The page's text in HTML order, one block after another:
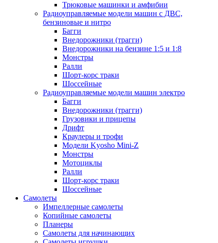
Трюковые машинки и амфибии
Радиоуправляемые модели машин с ДВС,
бензиновые и нитро
Багги
Внедорожники (трагги)
Внедорожники на бензине 1:5 и 1:8
Монстры
Ралли
Шорт-корс траки
Шоссейные
Радиоуправляемые модели машин электро
Багги
Внедорожники (трагги)
Грузовики и прицепы
Дрифт
Краулеры и трофи
Модели Kyosho Mini-Z
Монстры
Мотоциклы
Ралли
Шорт-корс траки
Шоссейные
Самолеты
Импеллерные самолеты
Копийные самолеты
Планеры
Самолеты для начинающих